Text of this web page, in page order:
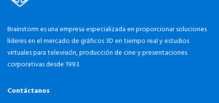
Brainstorm es una empresa especializada en proporcionar soluciones
líderes en el mercado de gráficos 3D en tiempo real y estudios
virtuales para televisión, producción de cine y presentaciones
corporativas desde 1993.
Contáctanos